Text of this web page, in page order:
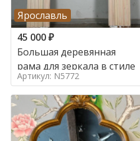
Ярославль
45 000₽
Большая деревянная
рама для зеркала в стиле
Артикул: N5772